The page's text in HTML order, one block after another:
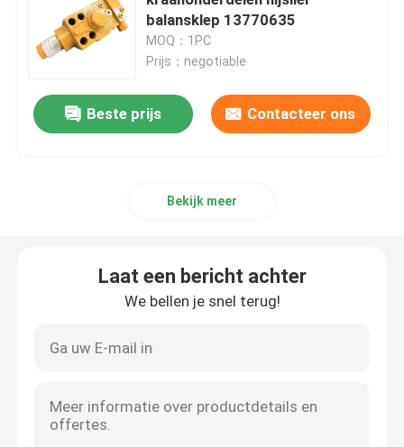
Gebruikte rupskranen
De Kranen van het tweede Handkruippakje
XCMG kraanonderdelen
balansklep 13770635
MOQ：1PC
Prijs：negotiable
Beste prijs Contacteer ons
Bekijk meer
Laat een bericht achter
We bellen je snel terug!